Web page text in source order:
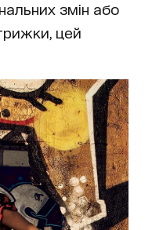
змін або
цей